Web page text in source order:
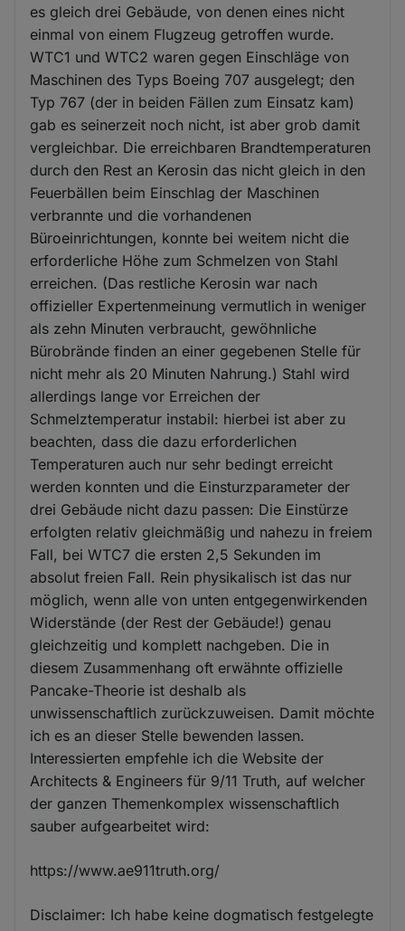
es gleich drei Gebäude, von denen eines nicht
einmal von einem Flugzeug getroffen wurde.
WTC1 und WTC2 waren gegen Einschläge von
Maschinen des Typs Boeing 707 ausgelegt; den
Typ 767 (der in beiden Fällen zum Einsatz kam)
gab es seinerzeit noch nicht, ist aber grob damit
vergleichbar. Die erreichbaren Brandtemperaturen
durch den Rest an Kerosin das nicht gleich in den
Feuerbällen beim Einschlag der Maschinen
verbrannte und die vorhandenen
Büroeinrichtungen, konnte bei weitem nicht die
erforderliche Höhe zum Schmelzen von Stahl
erreichen. (Das restliche Kerosin war nach
offizieller Expertenmeinung vermutlich in weniger
als zehn Minuten verbraucht, gewöhnliche
Bürobrände finden an einer gegebenen Stelle für
nicht mehr als 20 Minuten Nahrung.) Stahl wird
allerdings lange vor Erreichen der
Schmelztemperatur instabil: hierbei ist aber zu
beachten, dass die dazu erforderlichen
Temperaturen auch nur sehr bedingt erreicht
werden konnten und die Einsturzparameter der
drei Gebäude nicht dazu passen: Die Einstürze
erfolgten relativ gleichmäßig und nahezu in freiem
Fall, bei WTC7 die ersten 2,5 Sekunden im
absolut freien Fall. Rein physikalisch ist das nur
möglich, wenn alle von unten entgegenwirkenden
Widerstände (der Rest der Gebäude!) genau
gleichzeitig und komplett nachgeben. Die in
diesem Zusammenhang oft erwähnte offizielle
Pancake-Theorie ist deshalb als
unwissenschaftlich zurückzuweisen. Damit möchte
ich es an dieser Stelle bewenden lassen.
Interessierten empfehle ich die Website der
Architects & Engineers für 9/11 Truth, auf welcher
der ganzen Themenkomplex wissenschaftlich
sauber aufgearbeitet wird:
https://www.ae911truth.org/
Disclaimer: Ich habe keine dogmatisch festgelegte